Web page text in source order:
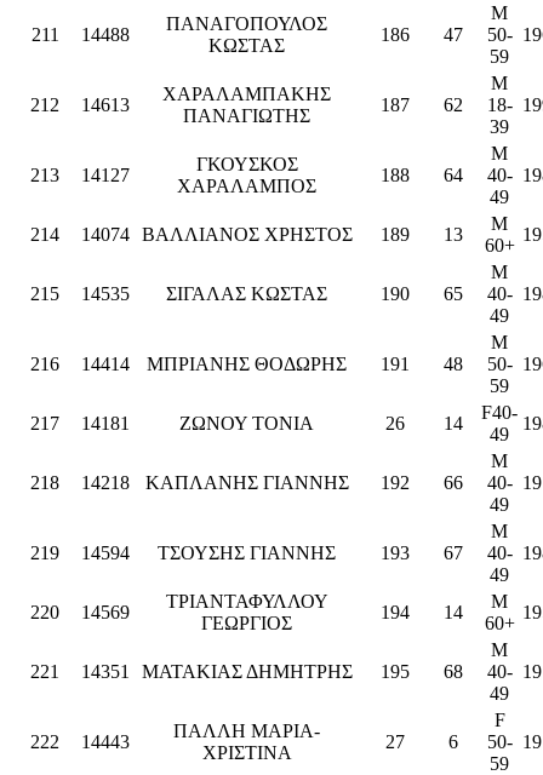
211 14488
ΠΑΝΑΓΟΠΟΥΛΟΣ
ΚΩΣΤΑΣ
186 47
M
50-
59
212 14613
ΧΑΡΑΛΑΜΠΑΚΗΣ
ΠΑΝΑΓΙΩΤΗΣ
187 62
M
18-
39
213 14127
ΓΚΟΥΣΚΟΣ
ΧΑΡΑΛΑΜΠΟΣ
188 64
M
40-
49
214 14074 ΒΑΛΛΙΑΝΟΣ ΧΡΗΣΤΟΣ 189 13
M
60+
215 14535 ΣΙΓΑΛΑΣ ΚΩΣΤΑΣ 190 65
M
40-
49
216 14414 ΜΠΡΙΑΝΗΣ ΘΟΔΩΡΗΣ 191 48
M
50-
59
217 14181 ΖΩΝΟΥ ΤΟΝΙΑ 26 14
F40-
49
218 14218 ΚΑΠΛΑΝΗΣ ΓΙΑΝΝΗΣ 192 66
M
40-
49
219 14594 ΤΣΟΥΣΗΣ ΓΙΑΝΝΗΣ 193 67
M
40-
49
220 14569
ΤΡΙΑΝΤΑΦΥΛΛΟΥ
ΓΕΩΡΓΙΟΣ
194 14
M
60+
221 14351 ΜΑΤΑΚΙΑΣ ΔΗΜΗΤΡΗΣ 195 68
M
40-
49
222 14443
ΠΑΛΛΗ ΜΑΡΙΑ-
ΧΡΙΣΤΙΝΑ
27 6
F
50-
59